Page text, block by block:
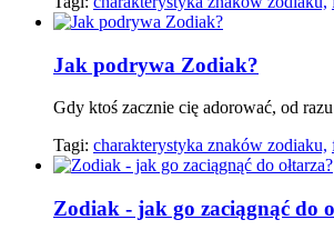
Jak podrywa Zodiak?
Gdy ktoś zacznie cię adorować, od
Tagi: charakterystyka znaków zodiaku,
Zodiak - jak go zaciągnąć do